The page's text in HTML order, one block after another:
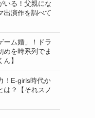
いる！父親にな
出演作を調べて
ーム婚」！ドラ
めを時系列でま
】
！E-girls時代か
は？【それスノ